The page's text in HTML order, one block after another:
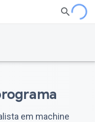
em machine